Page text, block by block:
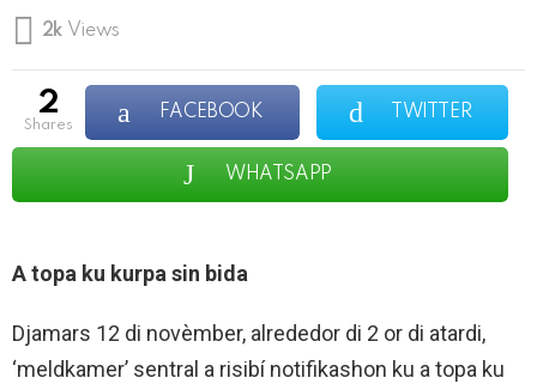
2k Views
2
shares
FACEBOOK TWITTER
WHATSAPP
A topa ku kurpa sin bida
Djamars 12 di novèmber, alrededor di 2 or di atardi,
‘meldkamer’ sentral a risibí notifikashon ku a topa ku